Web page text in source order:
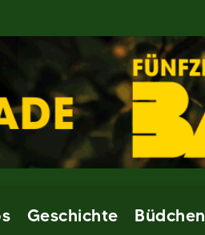
Geschichte Büdchen